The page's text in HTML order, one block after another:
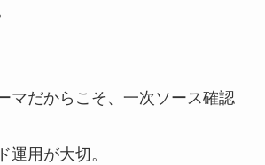
マだからこそ、一次ソース確認
運用が大切。